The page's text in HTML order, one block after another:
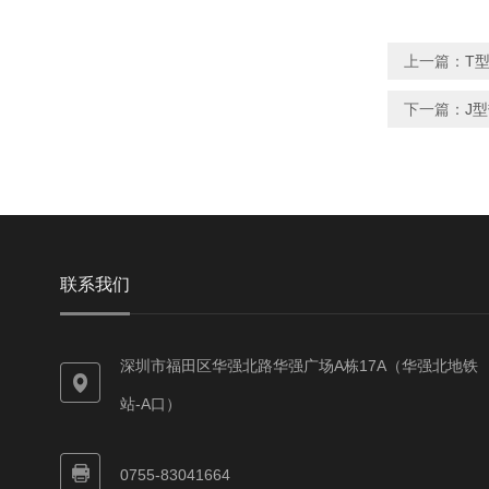
上一篇： T
下一篇： J
联系我们
深圳市福田区华强北路华强广场A栋17A（华强北地铁
站-A口）
0755-83041664